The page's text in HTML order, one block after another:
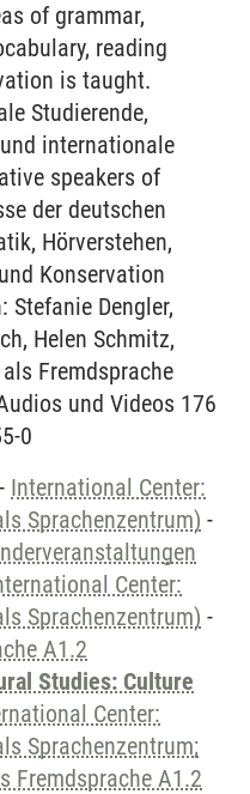
of grammar,
reading
is taught.
Studierende,
internationale
speakers of
der deutschen
Hörverstehen,
Konservation
Stefanie Dengler,
Helen Schmitz,
Fremdsprache
und Videos 176
0
- International Center:
Sprachenzentrum) -
Center:
Sprachenzentrum) -
A1.2
Studies: Culture
Center:
Sprachenzentrum;
Fremdsprache A1.2